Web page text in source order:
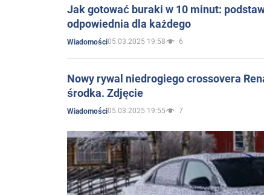
Jak gotować buraki w 10 minut:
odpowiednia dla każdego
Wiadomości05.03.2025 19:58 6
Nowy rywal niedrogiego crossovera
środka. Zdjęcie
Wiadomości05.03.2025 19:55 7